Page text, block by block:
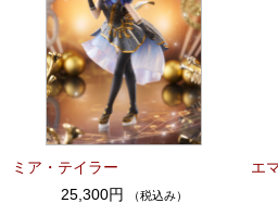
ミア・テイラー
25,300円
（税込み）
エ